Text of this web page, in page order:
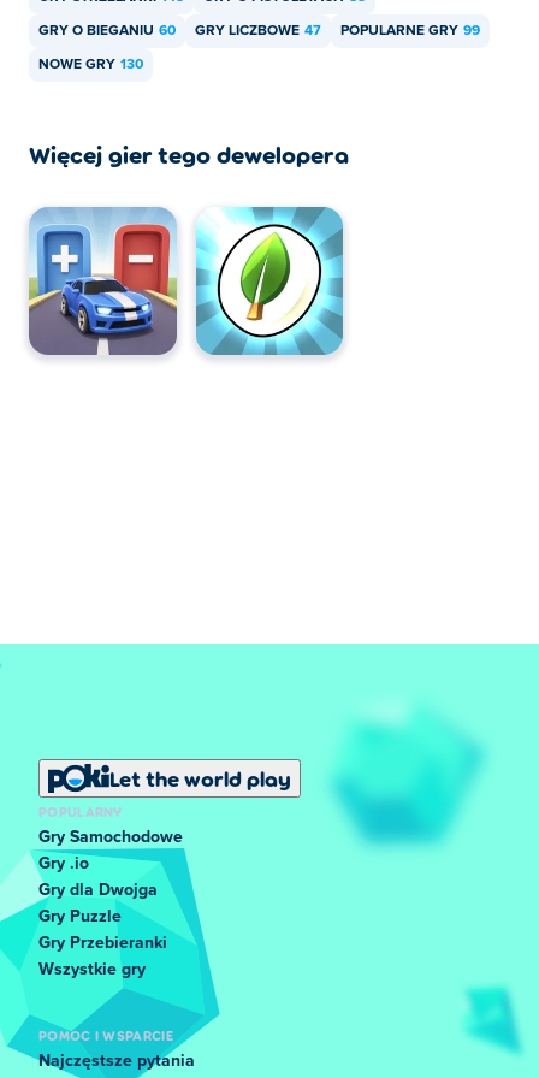
GRY O BIEGANIU 60 GRY LICZBOWE 47 POPULARNE GRY 99
NOWE GRY 130
Więcej gier tego dewelopera
Let the world play
POPULARNY
Gry Samochodowe
Gry .io
Gry dla Dwojga
Gry Puzzle
Gry Przebieranki
Wszystkie gry
POMOC I WSPARCIE
Najczęstsze pytania